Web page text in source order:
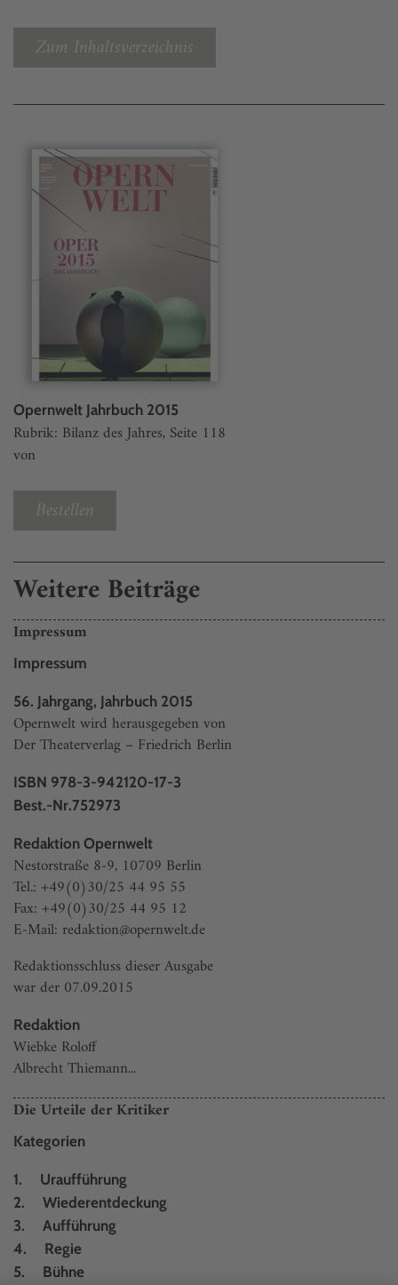
Zum Inhaltsverzeichnis
Opernwelt Jahrbuch 2015
Rubrik: Bilanz des Jahres, Seite 118
von
Bestellen
Weitere Beiträge
Impressum
Impressum
56. Jahrgang, Jahrbuch 2015
Opernwelt wird herausgegeben von
Der Theaterverlag – Friedrich Berlin
ISBN 978-3-942120-17-3
Best.-Nr.752973
Redaktion Opernwelt
Nestorstraße 8-9, 10709 Berlin
Tel.: +49(0)30/25 44 95 55
Fax: +49(0)30/25 44 95 12
E-Mail: redaktion@opernwelt.de
Redaktionsschluss dieser Ausgabe
war der 07.09.2015
Redaktion
Wiebke Roloff
Albrecht Thiemann...
Die Urteile der Kritiker
Kategorien
1. Uraufführung
2. Wiederentdeckung
3. Aufführung
4. Regie
5. Bühne